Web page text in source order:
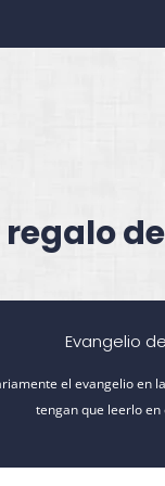
Evangelio
el evangelio en
tengan que leerlo en